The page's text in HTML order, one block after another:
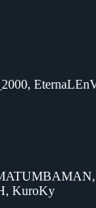
KuroKy